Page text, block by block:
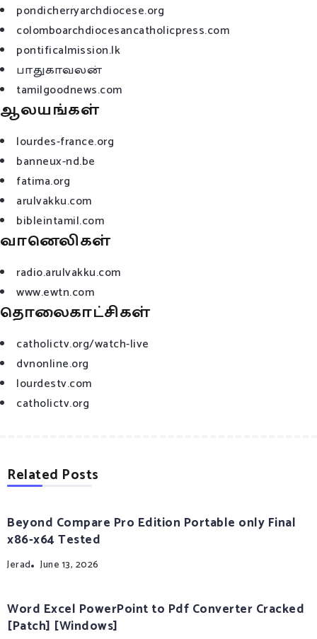
pondicherryarchdiocese.org
colomboarchdiocesancatholicpress.com
pontificalmission.lk
பாதுகாவலன்
tamilgoodnews.com
ஆலயங்கள்
lourdes-france.org
banneux-nd.be
fatima.org
arulvakku.com
bibleintamil.com
வானெலிகள்
radio.arulvakku.com
www.ewtn.com
தொலைகாட்சிகள்
catholictv.org/watch-live
dvnonline.org
lourdestv.com
catholictv.org
Related Posts
Beyond Compare Pro Edition Portable only Final
x86-x64 Tested
Jerad June 13, 2026
Word Excel PowerPoint to Pdf Converter Cracked
[Patch] [Windows]